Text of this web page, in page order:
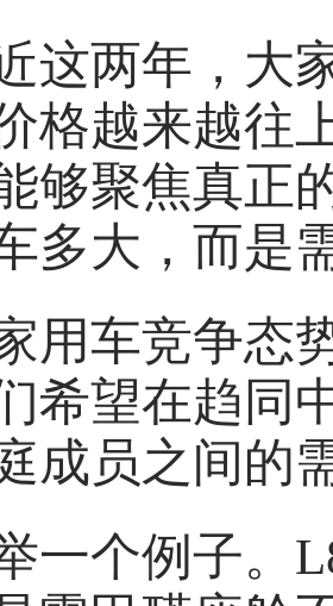
两年，大家
格越来越往
够聚焦真正
多大，而是
车竞争态势
希望在趋同
成员之间的
个例子。L8